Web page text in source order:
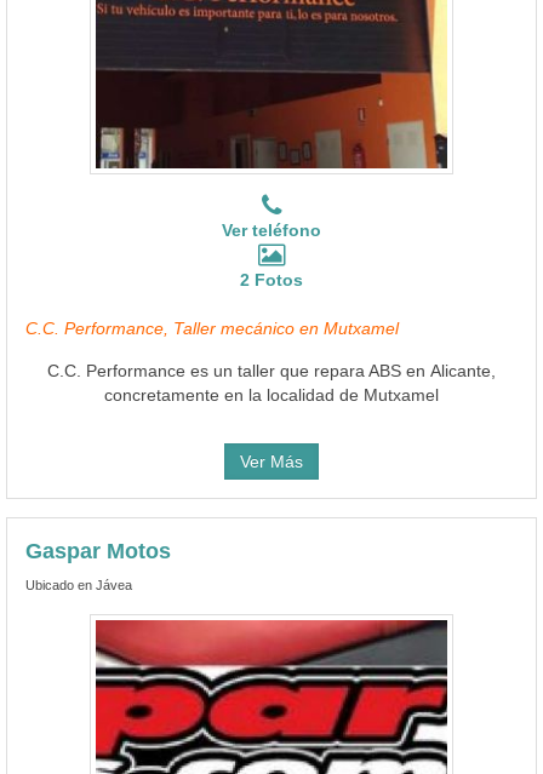
Ver teléfono
2 Fotos
C.C. Performance, Taller mecánico en Mutxamel
C.C. Performance es un taller que repara ABS en Alicante,
concretamente en la localidad de Mutxamel
Ver Más
Gaspar Motos
Ubicado en Jávea